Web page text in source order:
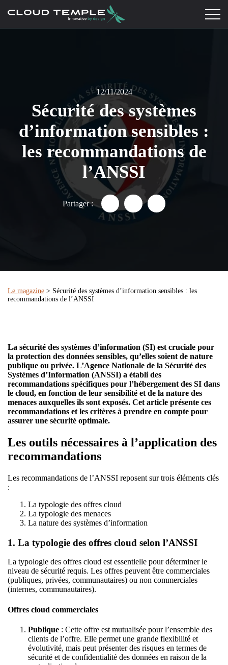
12/11/2024
Sécurité des systèmes
d’information sensibles :
les recommandations de
l’ANSSI
Partager : Partager "Sécurité des
Partager "Sécurité
Partager
Le magazine > Sécurité des systèmes d’information sensibles : les
recommandations de l’ANSSI
La sécurité des systèmes d’information (SI) est cruciale pour
la protection des données sensibles, qu’elles soient de nature
publique ou privée. L’Agence Nationale de la Sécurité des
Systèmes d’Information (ANSSI) a établi des
recommandations spécifiques pour l’hébergement des SI dans
le cloud, en fonction de leur sensibilité et de la nature des
menaces auxquelles ils sont exposés. Cet article présente ces
recommandations et les critères à prendre en compte pour
assurer une sécurité optimale.
Les outils nécessaires à l’application des
recommandations
Les recommandations de l’ANSSI reposent sur trois éléments clés
:
La typologie des offres cloud
La typologie des menaces
La nature des systèmes d’information
1. La typologie des offres cloud selon l’ANSSI
La typologie des offres cloud est essentielle pour déterminer le
niveau de sécurité requis. Les offres peuvent être commerciales
(publiques, privées, communautaires) ou non commerciales
(internes, communautaires).
Offres cloud commerciales
Publique : Cette offre est mutualisée pour l’ensemble des
clients de l’offre. Elle permet une grande flexibilité et
évolutivité, mais peut présenter des risques en termes de
sécurité et de confidentialité des données en raison de la